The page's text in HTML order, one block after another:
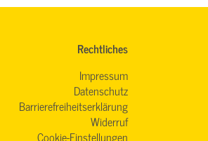
Rechtliches
Impressum
Datenschutz
Barrierefreiheitserklärung
Widerruf
Cookie-Einstellungen